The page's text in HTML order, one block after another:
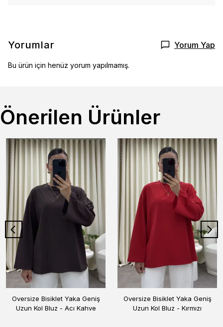
Yorumlar Yorum Yap
Bu ürün için henüz yorum yapılmamış.
Önerilen Ürünler
Oversize Bisiklet Yaka Geniş
Uzun Kol Bluz - Acı Kahve
Oversize Bisiklet Yaka Geniş
Uzun Kol Bluz - Kırmızı